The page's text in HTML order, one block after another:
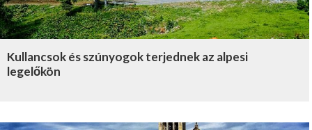
Kullancsok és szúnyogok terjednek az alpesi
legelőkön